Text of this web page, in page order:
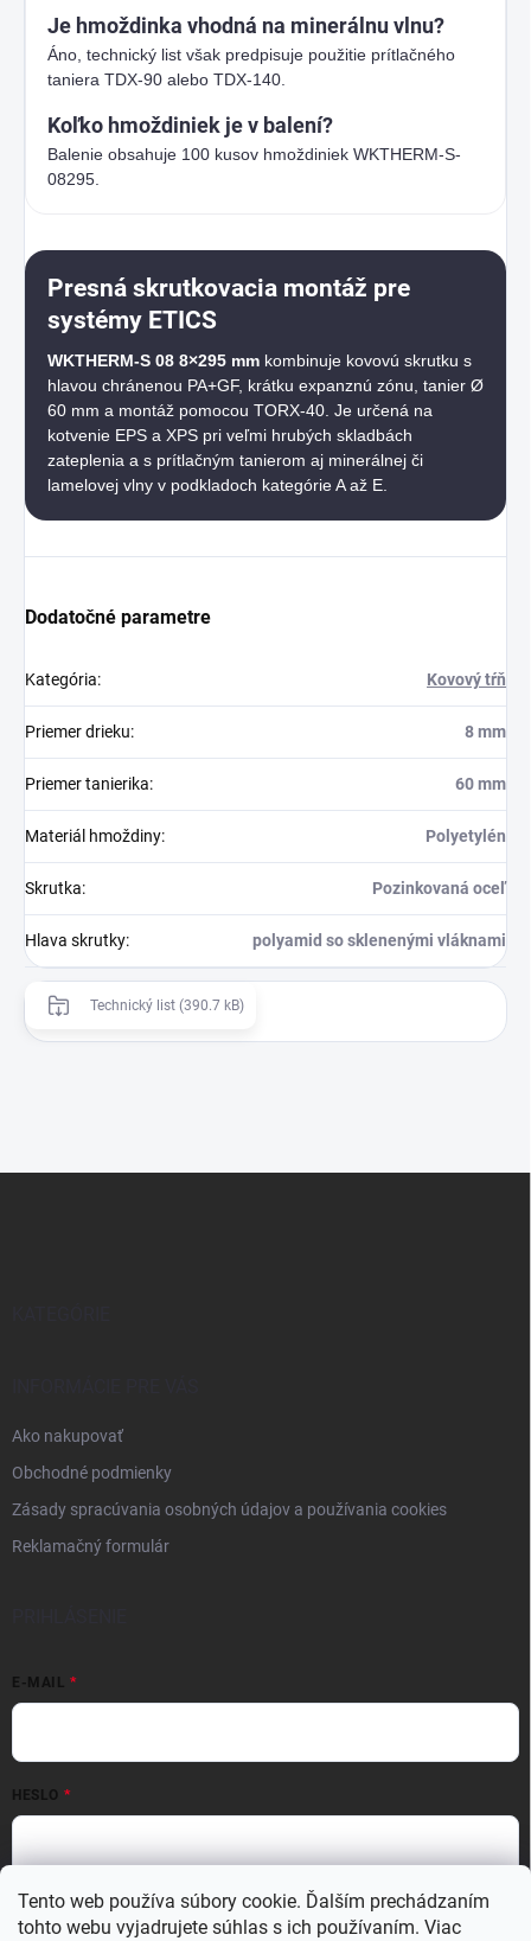
Tento web používa súbory cookie. Ďalším prechádzaním
tohto webu vyjadrujete súhlas s ich používaním. Viac
Je hmoždinka vhodná na minerálnu vlnu?
Áno, technický list však predpisuje použitie prítlačného
taniera TDX-90 alebo TDX-140.
Koľko hmoždiniek je v balení?
Balenie obsahuje 100 kusov hmoždiniek WKTHERM-S-
08295.
Presná skrutkovacia montáž pre
systémy ETICS
WKTHERM-S 08 8×295 mm kombinuje kovovú skrutku s
hlavou chránenou PA+GF, krátku expanznú zónu, tanier Ø
60 mm a montáž pomocou TORX-40. Je určená na
kotvenie EPS a XPS pri veľmi hrubých skladbách
zateplenia a s prítlačným tanierom aj minerálnej či
lamelovej vlny v podkladoch kategórie A až E.
Dodatočné parametre
Kategória: Kovový tŕň
Priemer drieku: 8 mm
Priemer tanierika: 60 mm
Materiál hmoždiny: Polyetylén
Skrutka: Pozinkovaná oceľ
Hlava skrutky: polyamid so sklenenými vláknami
Technický list (390.7 kB)
Ako nakupovať
Obchodné podmienky
Zásady spracúvania osobných údajov a používania cookies
Reklamačný formulár
E-MAIL
HESLO
Prihlásiť sa
Nová registráciaZabudnuté heslo